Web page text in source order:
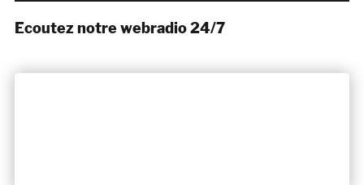
Ecoutez notre webradio 24/7